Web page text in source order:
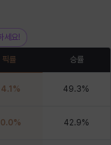
세요!
픽률 승률
% 49.3%
% 42.9%